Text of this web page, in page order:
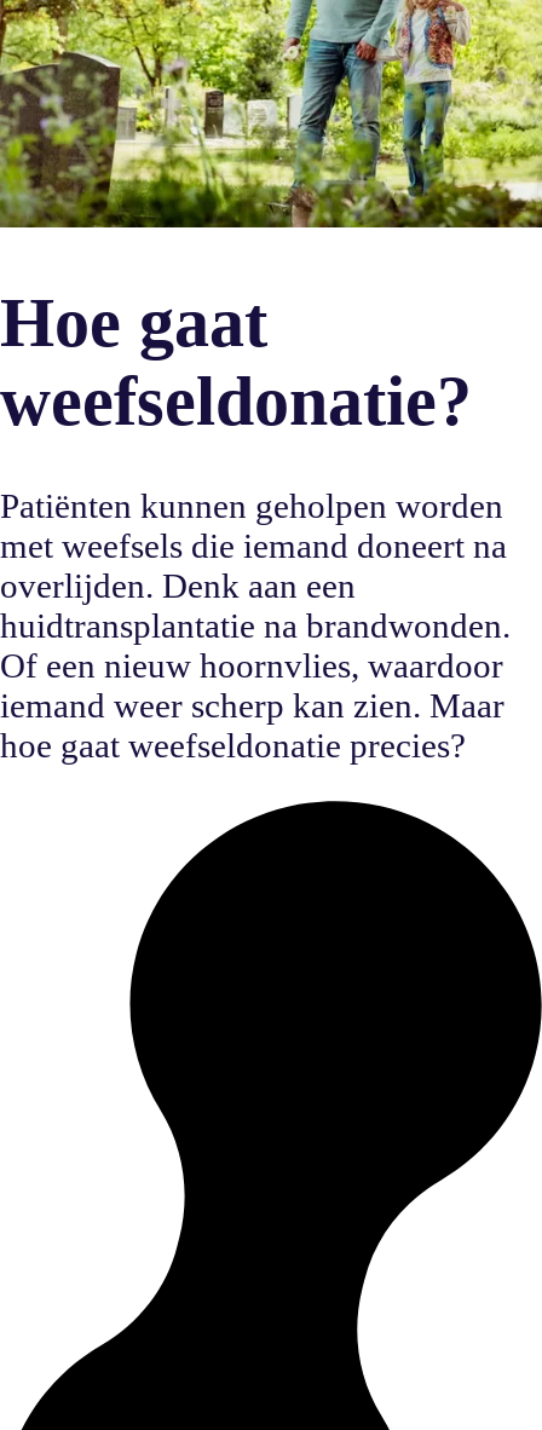
Hoe gaat
weefseldonatie?
Patiënten kunnen geholpen worden
met weefsels die iemand doneert na
overlijden. Denk aan een
huidtransplantatie na brandwonden.
Of een nieuw hoornvlies, waardoor
iemand weer scherp kan zien. Maar
hoe gaat weefseldonatie precies?